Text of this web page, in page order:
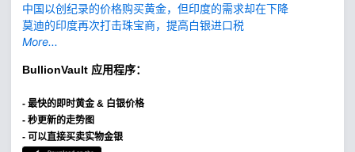
中国以创纪录的价格购买黄金，但印度的需求却在下降
莫迪的印度再次打击珠宝商，提高白银进口税
More...
BullionVault 应用程序：
- 最快的即时黄金 & 白银价格
- 秒更新的走势图
- 可以直接买卖实物金银